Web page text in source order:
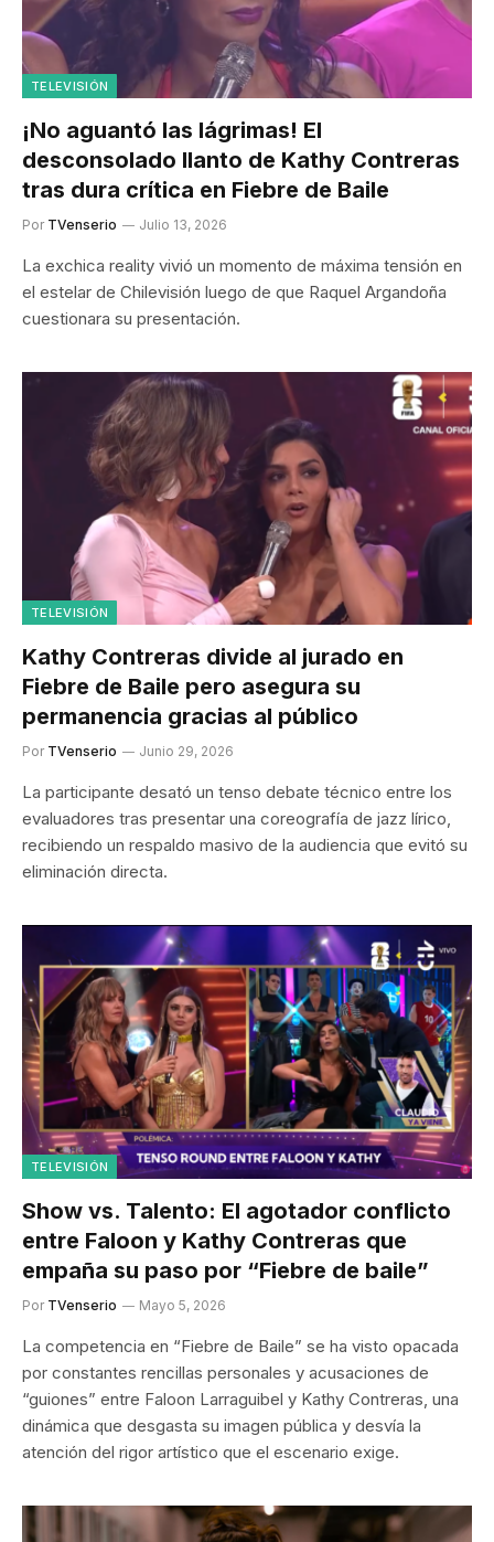
TELEVISIÓN
¡No aguantó las lágrimas! El
desconsolado llanto de Kathy Contreras
tras dura crítica en Fiebre de Baile
Por TVenserio Julio 13, 2026
La exchica reality vivió un momento de máxima tensión en
el estelar de Chilevisión luego de que Raquel Argandoña
cuestionara su presentación.
TELEVISIÓN
Kathy Contreras divide al jurado en
Fiebre de Baile pero asegura su
permanencia gracias al público
Por TVenserio Junio 29, 2026
La participante desató un tenso debate técnico entre los
evaluadores tras presentar una coreografía de jazz lírico,
recibiendo un respaldo masivo de la audiencia que evitó su
eliminación directa.
TELEVISIÓN
Show vs. Talento: El agotador conflicto
entre Faloon y Kathy Contreras que
empaña su paso por “Fiebre de baile”
Por TVenserio Mayo 5, 2026
La competencia en “Fiebre de Baile” se ha visto opacada
por constantes rencillas personales y acusaciones de
“guiones” entre Faloon Larraguibel y Kathy Contreras, una
dinámica que desgasta su imagen pública y desvía la
atención del rigor artístico que el escenario exige.